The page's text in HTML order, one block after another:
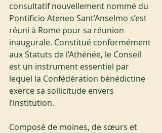
consultatif nouvellement nommé du
Pontificio Ateneo Sant’Anselmo s’est
réuni à Rome pour sa réunion
inaugurale. Constitué conformément
aux Statuts de l’Athénée, le Conseil
est un instrument essentiel par
lequel la Confédération bénédictine
exerce sa sollicitude envers
l’institution.
Composé de moines, de sœurs et